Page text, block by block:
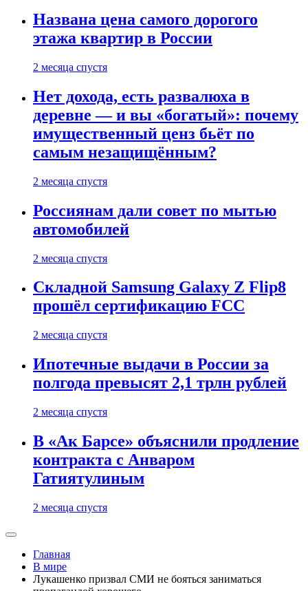
Названа цена самого дорогого
этажа квартир в России
2 месяца спустя
Нет дохода, есть развалюха в
деревне — и вы «богатый»: почему
имущественный ценз бьёт по
самым незащищённым?
2 месяца спустя
Россиянам дали совет по мытью
автомобилей
2 месяца спустя
Складной Samsung Galaxy Z Flip8
прошёл сертификацию FCC
2 месяца спустя
Ипотечные выдачи в России за
полгода превысят 2,1 трлн рублей
2 месяца спустя
В «Ак Барсе» объяснили продление
контракта с Анваром
Гатиятулиным
2 месяца спустя
Главная
В мире
Лукашенко призвал СМИ не бояться заниматься